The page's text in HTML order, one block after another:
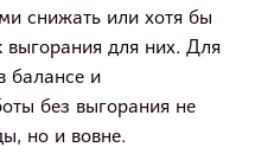
снижать или хотя бы
выгорания для них. Для
балансе и
без выгорания не
но и вовне.